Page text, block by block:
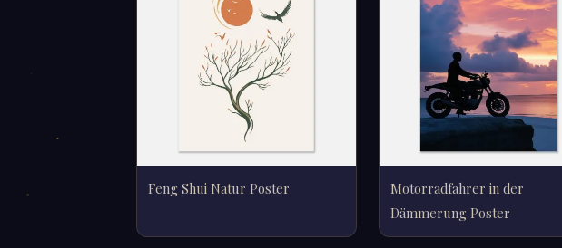
Feng Shui Natur Poster
Motorradfahrer in der
Dämmerung Poster